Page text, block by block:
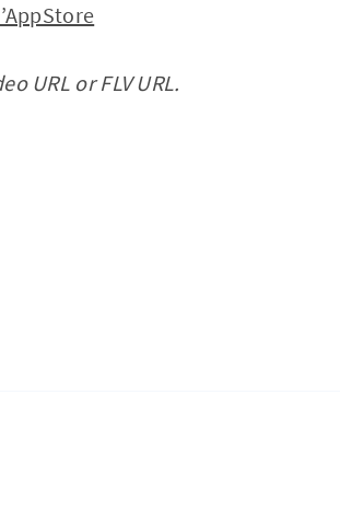
URL or FLV URL.